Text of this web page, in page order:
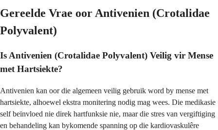
Gereelde Vrae oor Antivenien (Crotalidae
Polyvalent)
Is Antivenien (Crotalidae Polyvalent) Veilig vir Mense
met Hartsiekte?
Antivenien kan oor die algemeen veilig gebruik word by mense met
hartsiekte, alhoewel ekstra monitering nodig mag wees. Die medikasie
self beïnvloed nie direk hartfunksie nie, maar die stres van vergiftiging
en behandeling kan bykomende spanning op die kardiovaskulêre